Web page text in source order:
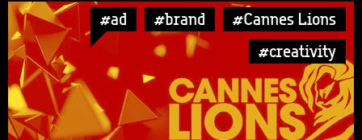
#ad #brand
#Cannes Lions
#creativity